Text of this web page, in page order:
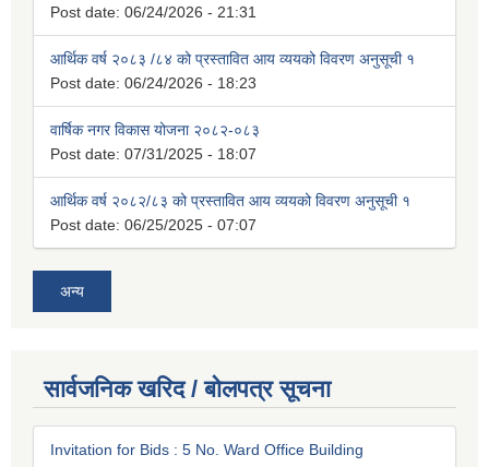
Post date: 06/24/2026 - 21:31
आर्थिक वर्ष २०८३ /८४ को प्रस्तावित आय व्ययको विवरण अनुसूची १
Post date: 06/24/2026 - 18:23
वार्षिक नगर विकास योजना २०८२-०८३
Post date: 07/31/2025 - 18:07
आर्थिक वर्ष २०८२/८३ को प्रस्तावित आय व्ययको विवरण अनुसूची १
Post date: 06/25/2025 - 07:07
अन्य
सार्वजनिक खरिद / बोलपत्र सूचना
Invitation for Bids : 5 No. Ward Office Building